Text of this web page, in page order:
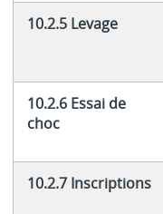
10.2.5 Levage
10.2.6 Essai de
choc
10.2.7 Inscriptions